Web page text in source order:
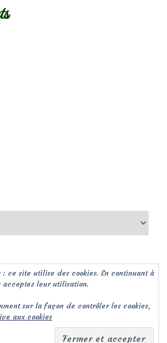
ce site utilise des cookies. En continuant à
leur utilisation.
sur la façon de contrôler les cookies,
aux cookies